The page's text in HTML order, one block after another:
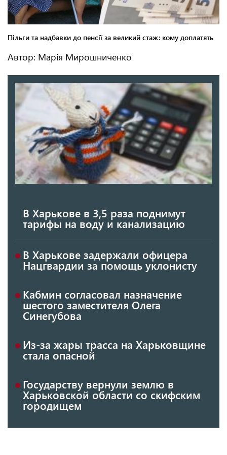
Автор: Марія Мирошниченко
В Харькове в 3,5 раза поднимут
тарифы на воду и канализацию
В Харькове задержали офицера
Нацгвардии за помощь уклонисту
Кабмин согласовал назначение
шестого заместителя Олега
Синегубова
Из-за жары трасса на Харьковщине
стала опасной
Государству вернули землю в
Харьковской области со скифским
городищем